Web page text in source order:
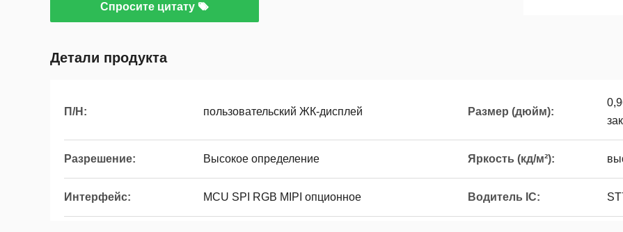
Спросите цитату
Детали продукта
П/Н: пользовательский ЖК-дисплей Размер (дюйм):
Разрешение: Высокое определение Яркость (кд/м²):
Интерфейс: MCU SPI RGB MIPI опционное Водитель IC: